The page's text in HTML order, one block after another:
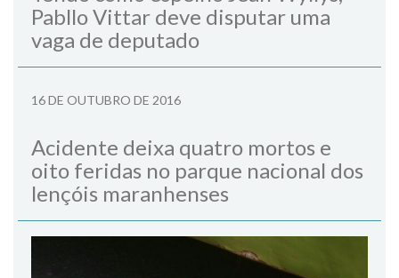
Pabllo Vittar deve disputar uma
vaga de deputado
16 DE OUTUBRO DE 2016
Acidente deixa quatro mortos e
oito feridas no parque nacional dos
lençóis maranhenses